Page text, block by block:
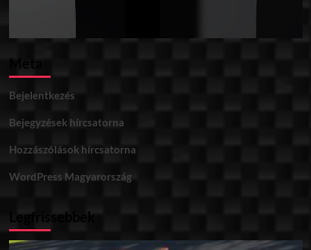
Meta
Bejelentkezés
Bejegyzések hírcsatorna
Hozzászólások hírcsatorna
WordPress Magyarország
Legfrissebbek